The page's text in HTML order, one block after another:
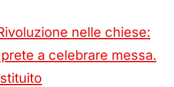
nelle chiese:
a celebrare messa.